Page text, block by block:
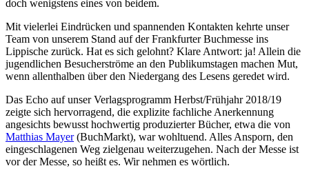
doch wenigstens eines von beidem.
Mit vielerlei Eindrücken und spannenden Kontakten kehrte unser
Team von unserem Stand auf der Frankfurter Buchmesse ins
Lippische zurück. Hat es sich gelohnt? Klare Antwort: ja! Allein die
jugendlichen Besucherströme an den Publikumstagen machen Mut,
wenn allenthalben über den Niedergang des Lesens geredet wird.
Das Echo auf unser Verlagsprogramm Herbst/Frühjahr 2018/19
zeigte sich hervorragend, die explizite fachliche Anerkennung
angesichts bewusst hochwertig produzierter Bücher, etwa die von
Matthias Mayer(BuchMarkt), war wohltuend. Alles Ansporn, den
eingeschlagenen Weg zielgenau weiterzugehen. Nach der Messe ist
vor der Messe, so heißt es. Wir nehmen es wörtlich.